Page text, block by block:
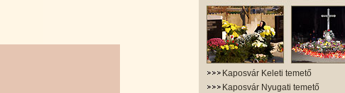
Kaposvár Keleti temető
Kaposvár Nyugati temető